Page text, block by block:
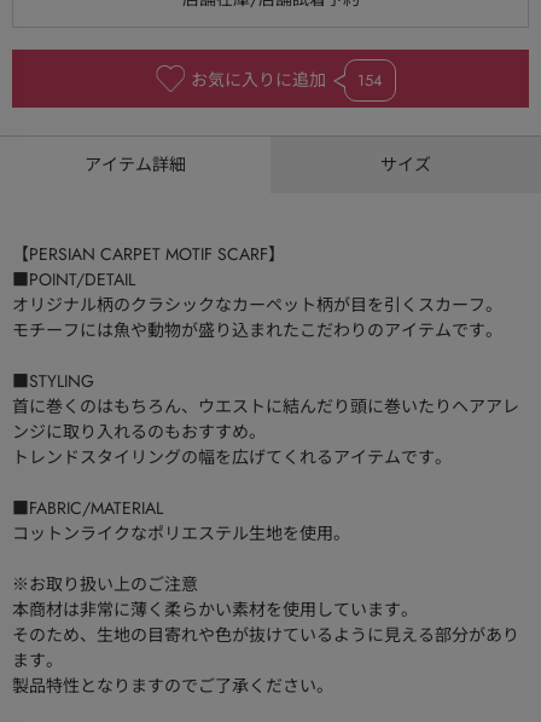
お気に入りに追加 154
アイテム詳細 サイズ
【PERSIAN CARPET MOTIF SCARF】
■POINT/DETAIL
オリジナル柄のクラシックなカーペット柄が目を引くスカーフ。
モチーフには魚や動物が盛り込まれたこだわりのアイテムです。
■STYLING
首に巻くのはもちろん、ウエストに結んだり頭に巻いたりヘアアレ
ンジに取り入れるのもおすすめ。
トレンドスタイリングの幅を広げてくれるアイテムです。
■FABRIC/MATERIAL
コットンライクなポリエステル生地を使用。
※お取り扱い上のご注意
本商材は非常に薄く柔らかい素材を使用しています。
そのため、生地の目寄れや色が抜けているように見える部分があり
ます。
製品特性となりますのでご了承ください。